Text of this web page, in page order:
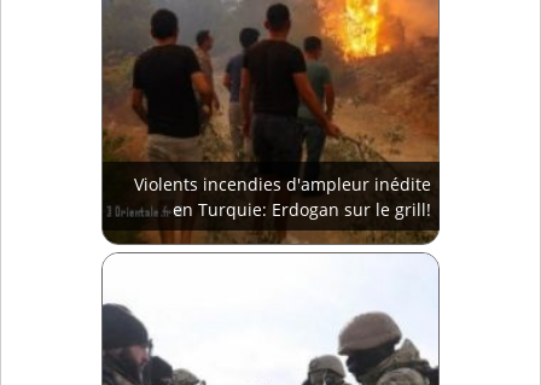
Violents incendies d'ampleur inédite
en Turquie: Erdogan sur le grill!